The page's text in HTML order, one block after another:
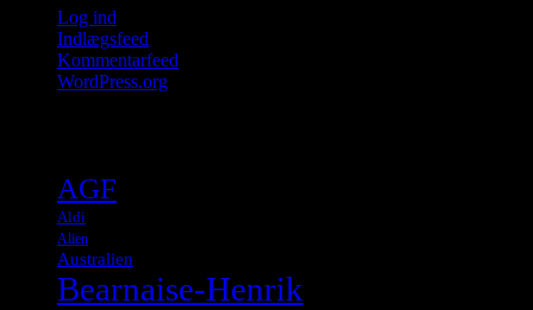
Log ind
Indlægsfeed
Kommentarfeed
WordPress.org
AGF
Aldi
Alien
Australien
Bearnaise-Henrik